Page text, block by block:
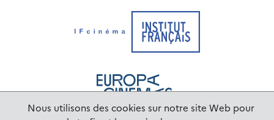
Nous utilisons des cookies sur notre site Web pour